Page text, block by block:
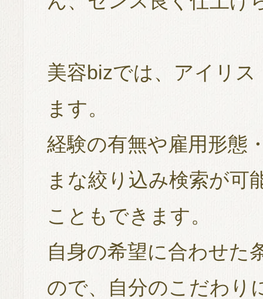
美容bizでは、アイリ
ます。
経験の有無や雇用形態
まな絞り込み検索が可
こともできます。
自身の希望に合わせた
ので、自分のこだわり